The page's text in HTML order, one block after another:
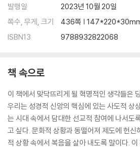
발행일
2023년 10월 20일
쪽수, 무게, 크기
436쪽 |
ISBN13
9788932822068
책 속으로
이 책에서 맞닥뜨리게 될 혁명적인 생각들은
우리는 성경적 신앙의 핵심에 있는 사도적 상
는 시대 속에서 담대한 선교적 참여에 나서도
고 싶다. 문화적 상황과 동떨어져 제도에 헌
적 상황 속에서 복음을 살아 내도록 말이다.